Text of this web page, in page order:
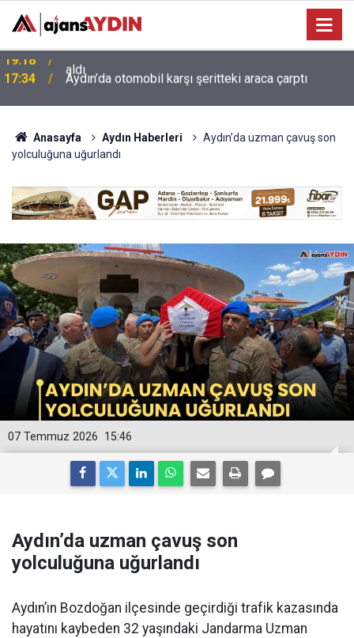
17:34 Aydın’da otomobil karşı şeritteki araca çarptı
Anasayfa Aydın Haberleri
Aydın’da uzman çavuş son
yolculuğuna uğurlandı
15:46
07 Temmuz 2026
Aydın’da uzman çavuş son
yolculuğuna uğurlandı
Aydın’ın Bozdoğan ilçesinde geçirdiği trafik kazasında
hayatını kaybeden 32 yaşındaki Jandarma Uzman